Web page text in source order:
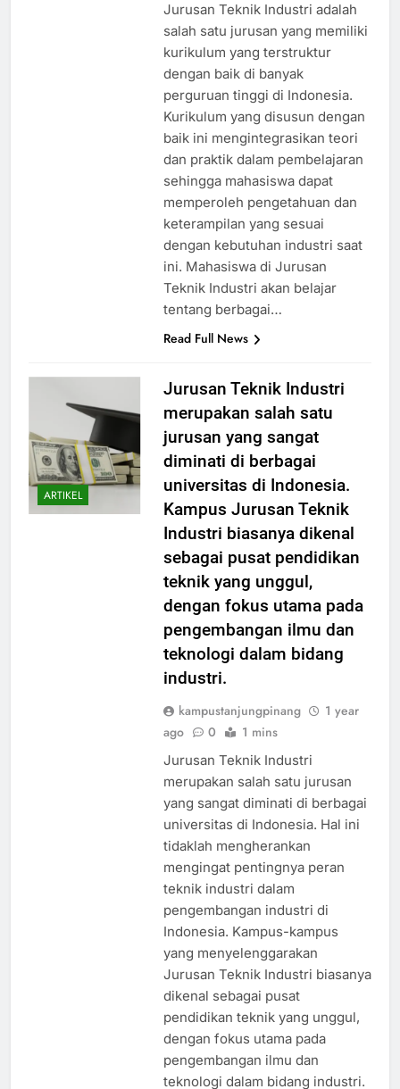
Jurusan Teknik Industri adalah
salah satu jurusan yang memiliki
kurikulum yang terstruktur
dengan baik di banyak
perguruan tinggi di Indonesia.
Kurikulum yang disusun dengan
baik ini mengintegrasikan teori
dan praktik dalam pembelajaran
sehingga mahasiswa dapat
memperoleh pengetahuan dan
keterampilan yang sesuai
dengan kebutuhan industri saat
ini. Mahasiswa di Jurusan
Teknik Industri akan belajar
tentang berbagai…
Read Full News
ARTIKEL
Jurusan Teknik Industri
merupakan salah satu
jurusan yang sangat
diminati di berbagai
universitas di Indonesia.
Kampus Jurusan Teknik
Industri biasanya dikenal
sebagai pusat pendidikan
teknik yang unggul,
dengan fokus utama pada
pengembangan ilmu dan
teknologi dalam bidang
industri.
kampustanjungpinang
1 year
ago
0 1 mins
Jurusan Teknik Industri
merupakan salah satu jurusan
yang sangat diminati di berbagai
universitas di Indonesia. Hal ini
tidaklah mengherankan
mengingat pentingnya peran
teknik industri dalam
pengembangan industri di
Indonesia. Kampus-kampus
yang menyelenggarakan
Jurusan Teknik Industri biasanya
dikenal sebagai pusat
pendidikan teknik yang unggul,
dengan fokus utama pada
pengembangan ilmu dan
teknologi dalam bidang industri.